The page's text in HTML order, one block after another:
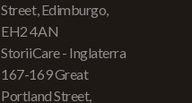
Street, Edimburgo,
EH2 4AN
StoriiCare - Inglaterra
167-169 Great
Portland Street,